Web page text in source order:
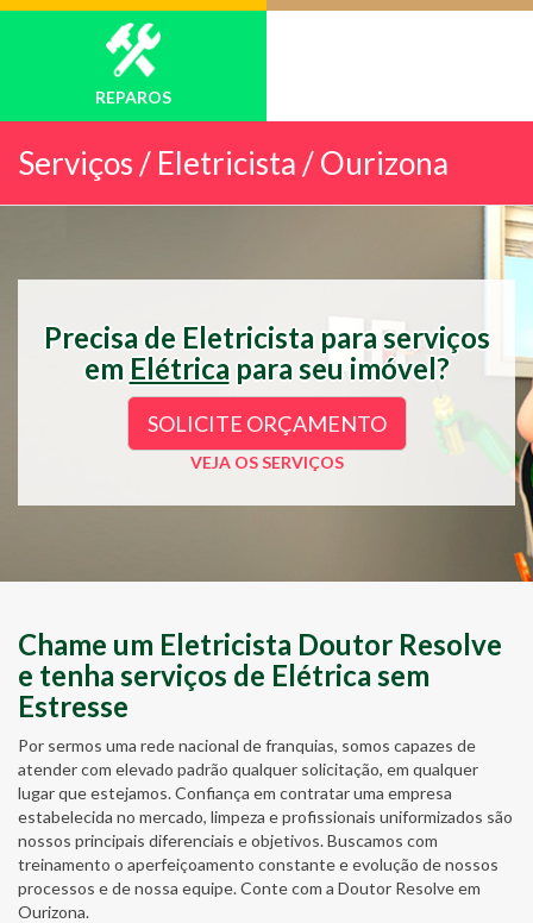
REPAROS
Serviços / Eletricista / Ourizona
Precisa de Eletricista para serviços
em Elétrica para seu imóvel?
SOLICITE ORÇAMENTO
VEJA OS SERVIÇOS
Chame um Eletricista Doutor Resolve
e tenha serviços de Elétrica sem
Estresse
Por sermos uma rede nacional de franquias, somos capazes de
atender com elevado padrão qualquer solicitação, em qualquer
lugar que estejamos. Confiança em contratar uma empresa
estabelecida no mercado, limpeza e profissionais uniformizados são
nossos principais diferenciais e objetivos. Buscamos com
treinamento o aperfeiçoamento constante e evolução de nossos
processos e de nossa equipe. Conte com a Doutor Resolve em
Ourizona.